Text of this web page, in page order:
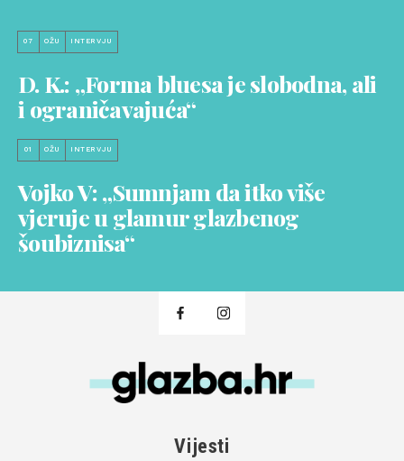
07 OŽU INTERVJU
D. K.: „Forma bluesa je slobodna, ali
i ograničavajuća“
01 OŽU INTERVJU
Vojko V: „Sumnjam da itko više
vjeruje u glamur glazbenog
šoubiznisa“
Vijesti